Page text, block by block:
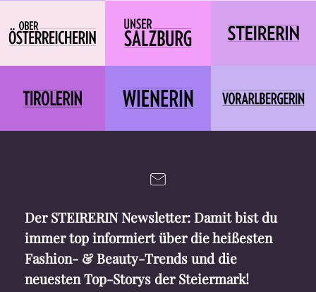
Der STEIRERIN Newsletter: Damit bist du
immer top informiert über die heißesten
Fashion- & Beauty-Trends und die
neuesten Top-Storys der Steiermark!